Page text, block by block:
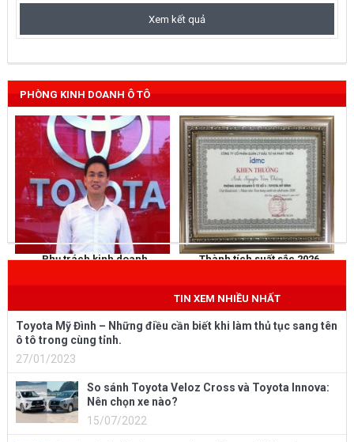
PHÒNG KINH DOANH Ô TÔ
Phụ trách kinh doanh Thành tích suất sắc 2026
TIN XEM NHIỀU NHẤT
Toyota Mỹ Đình – Những điều cần biết khi làm thủ tục sang tên
ô tô trong cùng tỉnh.
27/01/2023
So sánh Toyota Veloz Cross và Toyota Innova:
Nên chọn xe nào?
15/07/2022